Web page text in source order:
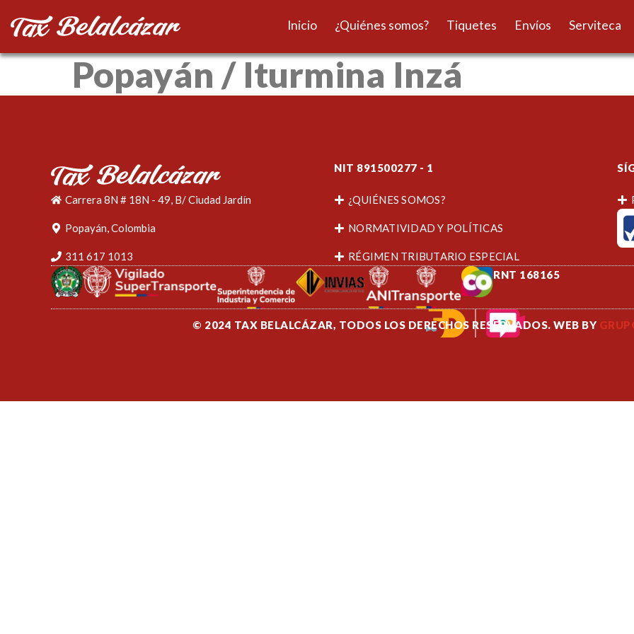
Inicio ¿Quiénes somos? Tiquetes Envíos Serviteca
Popayán / Iturmina Inzá
NIT 891500277 - 1
Carrera 8N # 18N - 49, B/ Ciudad Jardín
Popayán, Colombia
311 617 1013
¿QUIÉNES SOMOS?
NORMATIVIDAD Y POLÍTICAS
RÉGIMEN TRIBUTARIO ESPECIAL
RNT 168165
© 2024 TAX BELALCÁZAR, TODOS LOS DERECHOS RESERVADOS. WEB BY